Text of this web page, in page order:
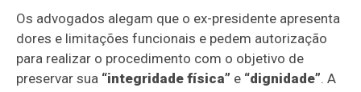
Os advogados alegam que o ex-presidente apresenta
dores e limitações funcionais e pedem autorização
para realizar o procedimento com o objetivo de
preservar sua “integridade física” e “dignidade”. A